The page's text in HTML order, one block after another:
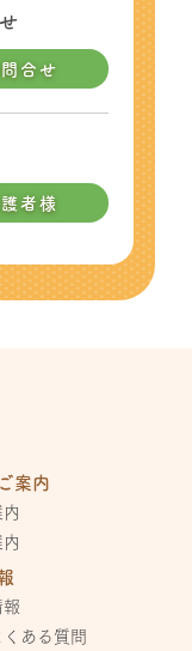
合せ
者様
案内
ある質問